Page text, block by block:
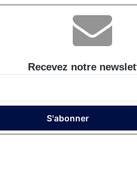
Recevez notre